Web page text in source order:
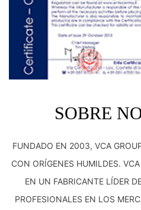
SOBRE
FUNDADO EN 2003, VCA
CON ORÍGENES HUMILDES.
EN UN FABRICANTE LÍDER
PROFESIONALES EN LOS